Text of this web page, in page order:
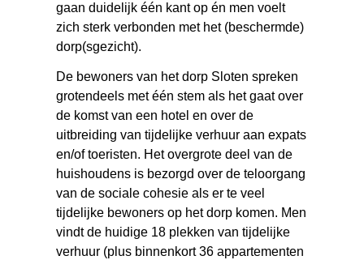
gaan duidelijk één kant op én men voelt
zich sterk verbonden met het (beschermde)
dorp(sgezicht).
De bewoners van het dorp Sloten spreken
grotendeels met één stem als het gaat over
de komst van een hotel en over de
uitbreiding van tijdelijke verhuur aan expats
en/of toeristen. Het overgrote deel van de
huishoudens is bezorgd over de teloorgang
van de sociale cohesie als er te veel
tijdelijke bewoners op het dorp komen. Men
vindt de huidige 18 plekken van tijdelijke
verhuur (plus binnenkort 36 appartementen